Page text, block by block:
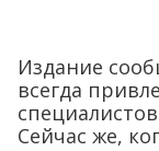
Издание
всегда
Сейчас же,